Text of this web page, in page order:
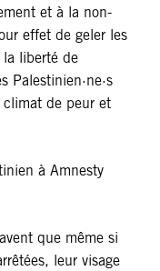
et à la non-
effet de geler les
la liberté de
Palestinien·ne·s
de peur et
à Amnesty
que même si
leur visage